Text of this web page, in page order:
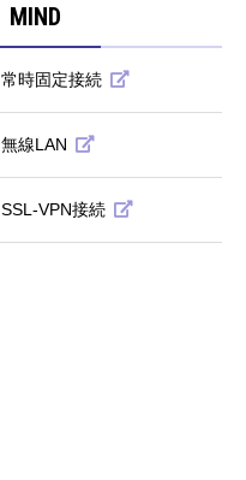
MIND
常時固定接続
無線LAN
SSL-VPN接続